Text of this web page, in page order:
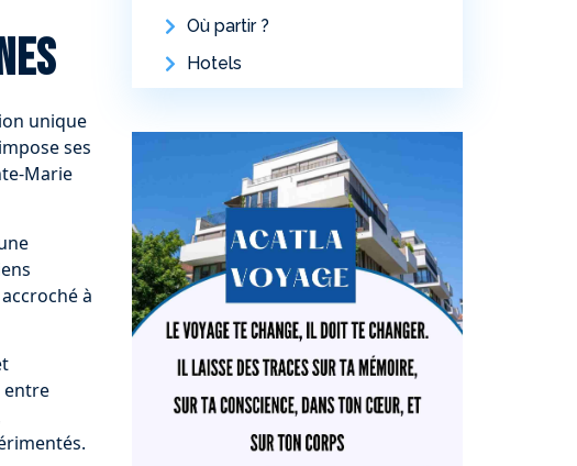
unique
ses
Marie
à
entre
Où partir ?
Hotels